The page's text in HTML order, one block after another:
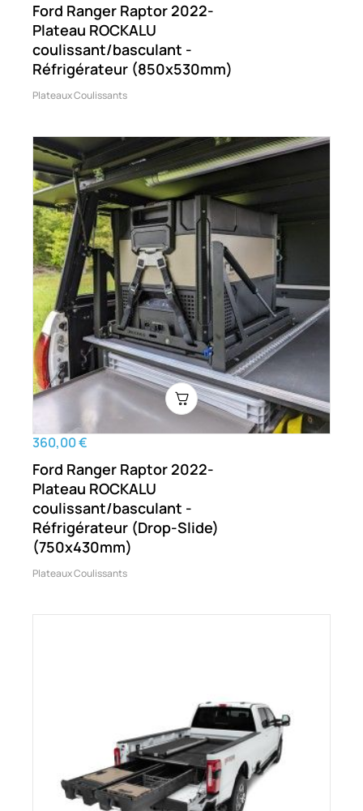
Ford Ranger Raptor 2022-
Plateau ROCKALU
coulissant/basculant -
Réfrigérateur (850x530mm)
Plateaux Coulissants
360,00 €
Ford Ranger Raptor 2022-
Plateau ROCKALU
coulissant/basculant -
Réfrigérateur (Drop-Slide)
(750x430mm)
Plateaux Coulissants